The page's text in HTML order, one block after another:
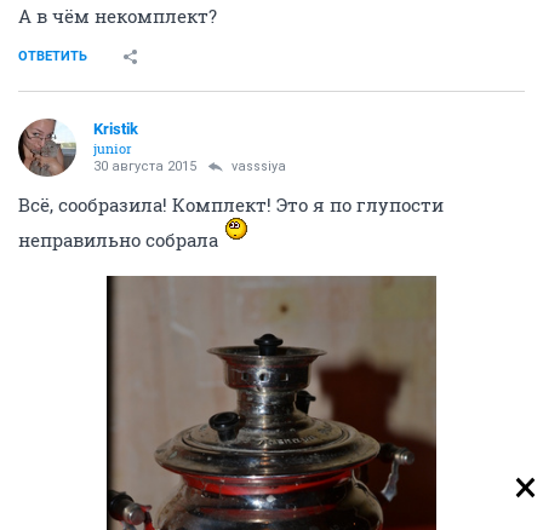
А в чём некомплект?
ОТВЕТИТЬ
Kristik
junior
30 августа 2015 vasssiya
Всё, сообразила! Комплект! Это я по глупости
неправильно собрала